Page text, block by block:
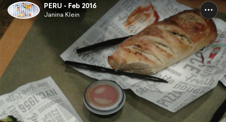
PERU - Feb 2016
Janina Klein